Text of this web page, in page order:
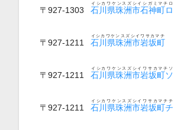
〒927-1303 石川県珠洲市石神町ロ
イシカワケンスズシイシガミマチロ
〒927-1211 石川県珠洲市岩坂町
イシカワケンスズシイワサカマチ
〒927-1211 石川県珠洲市岩坂町ソ
イシカワケンスズシイワサカマチソ
〒927-1211 石川県珠洲市岩坂町チ
イシカワケンスズシイワサカマチチ